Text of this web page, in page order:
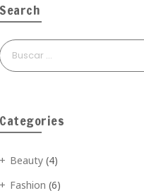
Search
Buscar:
Categories
Beauty (4)
Fashion (6)